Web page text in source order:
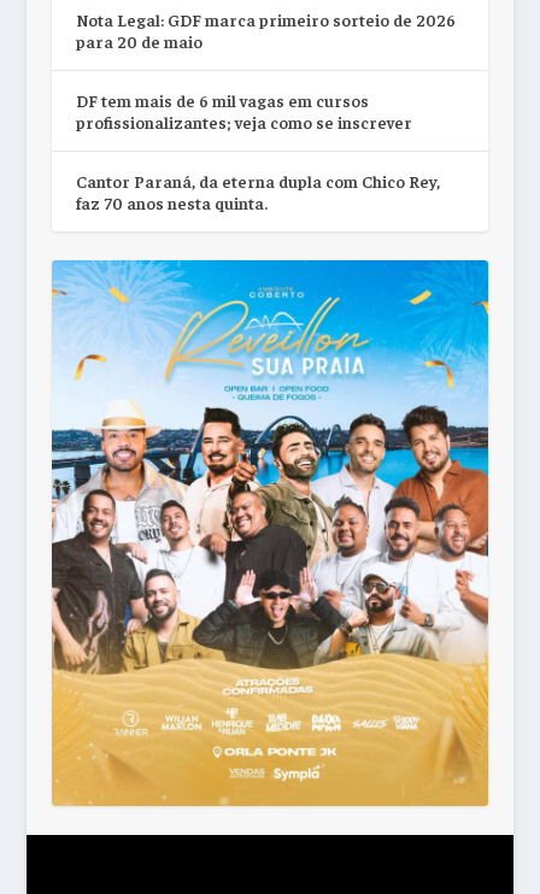
Nota Legal: GDF marca primeiro sorteio de 2026
para 20 de maio
DF tem mais de 6 mil vagas em cursos
profissionalizantes; veja como se inscrever
Cantor Paraná, da eterna dupla com Chico Rey,
faz 70 anos nesta quinta.